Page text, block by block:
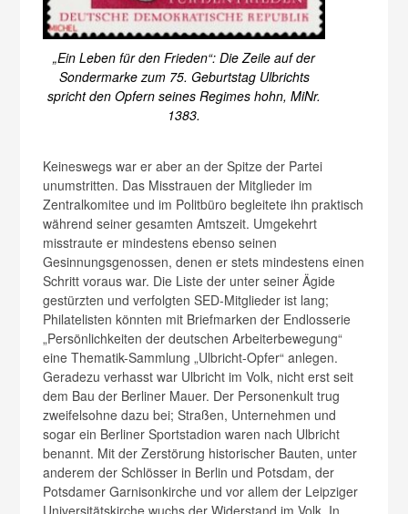
„Ein Leben für den Frieden“: Die Zeile auf der
Sondermarke zum 75. Geburtstag Ulbrichts
spricht den Opfern seines Regimes hohn, MiNr.
1383.
Keineswegs war er aber an der Spitze der Partei
unumstritten. Das Misstrauen der Mitglieder im
Zentralkomitee und im Politbüro begleitete ihn praktisch
während seiner gesamten Amtszeit. Umgekehrt
misstraute er mindestens ebenso seinen
Gesinnungsgenossen, denen er stets mindestens einen
Schritt voraus war. Die Liste der unter seiner Ägide
gestürzten und verfolgten SED-Mitglieder ist lang;
Philatelisten könnten mit Briefmarken der Endlosserie
„Persönlichkeiten der deutschen Arbeiterbewegung“
eine Thematik-Sammlung „Ulbricht-Opfer“ anlegen.
Geradezu verhasst war Ulbricht im Volk, nicht erst seit
dem Bau der Berliner Mauer. Der Personenkult trug
zweifelsohne dazu bei; Straßen, Unternehmen und
sogar ein Berliner Sportstadion waren nach Ulbricht
benannt. Mit der Zerstörung historischer Bauten, unter
anderem der Schlösser in Berlin und Potsdam, der
Potsdamer Garnisonkirche und vor allem der Leipziger